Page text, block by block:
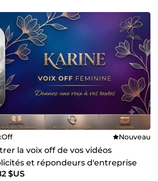
Nouveau
la voix off de vos vidéos
et répondeurs d'entreprise
$US